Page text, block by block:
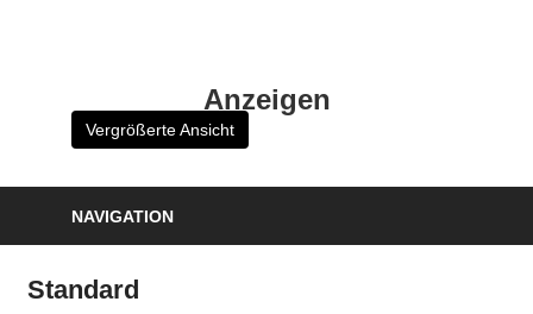
Anzeigen
Vergrößerte Ansicht
NAVIGATION
Standard